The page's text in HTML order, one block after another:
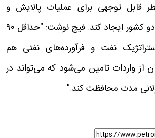
قابل توجهی برای عملیات پالایش و
امنیت انرژی در هر دو کشور ایجاد کند. فیچ نوشت: "حداقل ۹۰
نفت و فرآورده‌های نفتی هم
از واردات تامین می‌شود که می‌تواند در
مدت محافظت کند."